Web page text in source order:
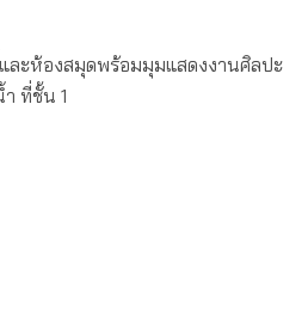
ละห้องสมุดพร้อมมุมแสดงงานศิลปะ
ที่ชั้น 1